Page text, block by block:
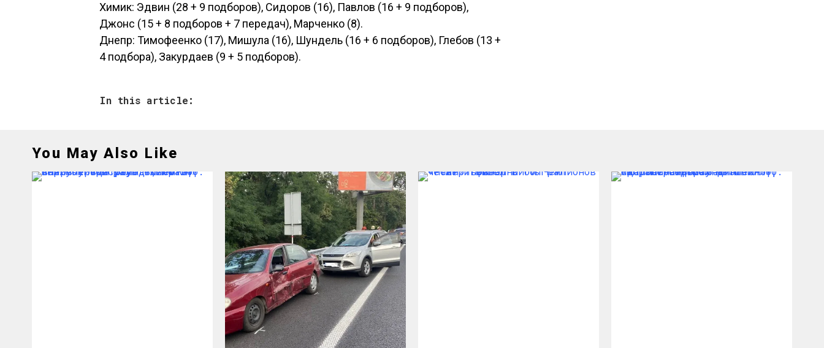
Химик: Эдвин (28 + 9 подборов), Сидоров (16), Павлов (16 + 9 подборов),
Джонс (15 + 8 подборов + 7 передач), Марченко (8).
Днепр: Тимофеенко (17), Мишула (16), Шундель (16 + 6 подборов), Глебов (13 +
4 подбора), Закурдаев (9 + 5 подборов).
In this article:
You May Also Like